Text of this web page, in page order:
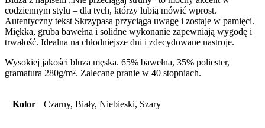
codziennym stylu – dla tych, którzy lubią mówić wprost.
Autentyczny tekst Skrzypasa przyciąga uwagę i zostaje w pamięci.
Miękka, gruba bawełna i solidne wykonanie zapewniają wygodę i
trwałość. Idealna na chłodniejsze dni i zdecydowane nastroje.
Wysokiej jakości bluza męska. 65% bawełna, 35% poliester,
gramatura 280g/m². Zalecane pranie w 40 stopniach.
Kolor Czarny, Biały, Niebieski, Szary